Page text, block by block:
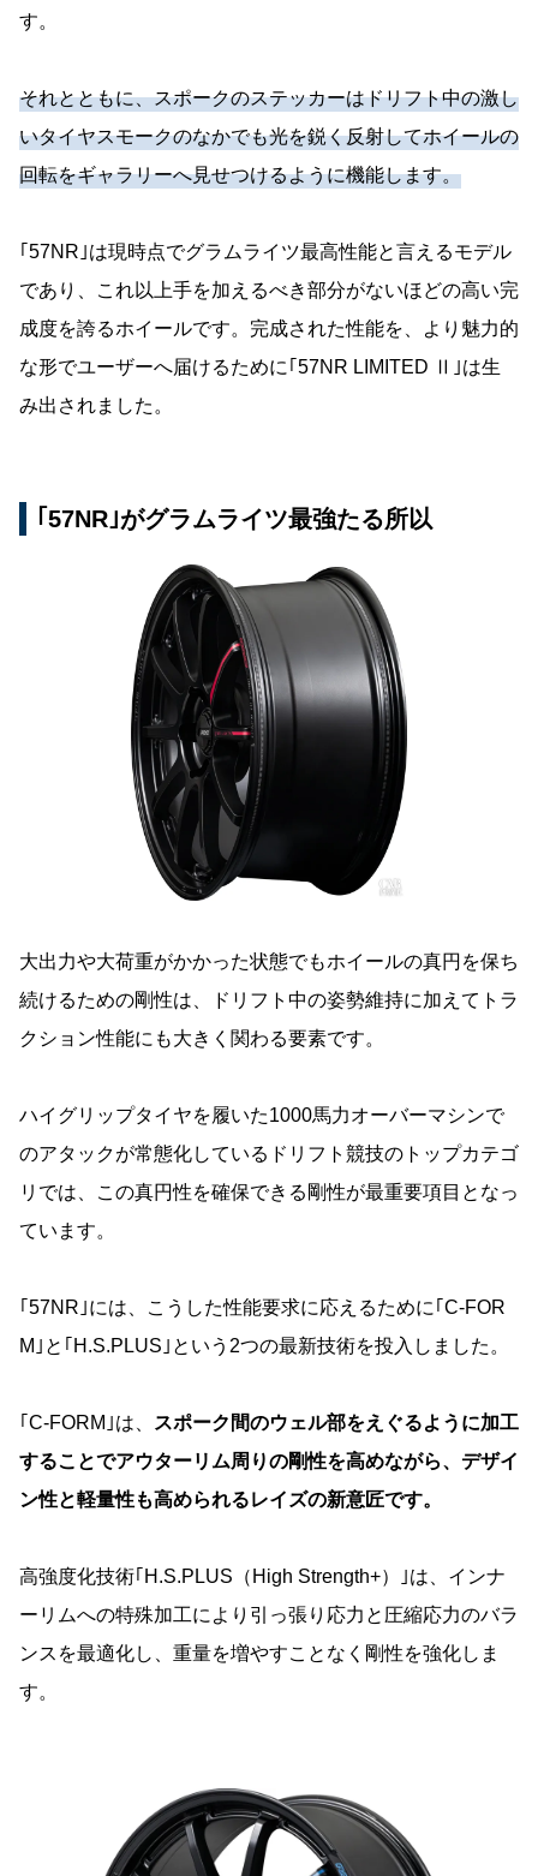
す。
それとともに、スポークのステッカーはドリフト中の激し
いタイヤスモークのなかでも光を鋭く反射してホイールの
回転をギャラリーへ見せつけるように機能します。
｢57NR｣は現時点でグラムライツ最高性能と言えるモデル
であり、これ以上手を加えるべき部分がないほどの高い完
成度を誇るホイールです。完成された性能を、より魅力的
な形でユーザーへ届けるために｢57NR LIMITED Ⅱ｣は生
み出されました。
｢57NR｣がグラムライツ最強たる所以
大出力や大荷重がかかった状態でもホイールの真円を保ち
続けるための剛性は、ドリフト中の姿勢維持に加えてトラ
クション性能にも大きく関わる要素です。
ハイグリップタイヤを履いた1000馬力オーバーマシンで
のアタックが常態化しているドリフト競技のトップカテゴ
リでは、この真円性を確保できる剛性が最重要項目となっ
ています。
｢57NR｣には、こうした性能要求に応えるために｢C-FOR
M｣と｢H.S.PLUS｣という2つの最新技術を投入しました。
｢C-FORM｣は、 スポーク間のウェル部をえぐるように加工
することでアウターリム周りの剛性を高めながら、デザイ
ン性と軽量性も高められるレイズの新意匠です。
高強度化技術｢H.S.PLUS（High Strength+）｣は、インナ
ーリムへの特殊加工により引っ張り応力と圧縮応力のバラ
ンスを最適化し、重量を増やすことなく剛性を強化しま
す。